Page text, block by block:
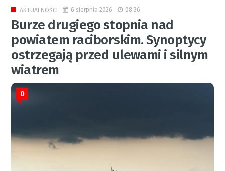
AKTUALNOŚCI 6 sierpnia 2026 08:36
Burze drugiego stopnia nad
powiatem raciborskim. Synoptycy
ostrzegają przed ulewami i silnym
wiatrem
0